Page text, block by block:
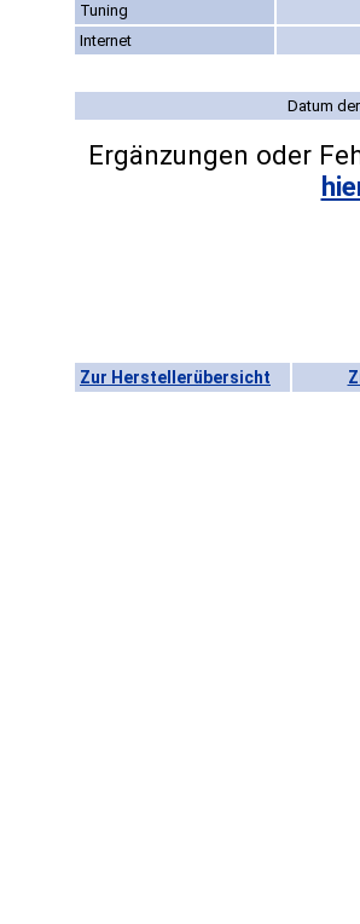
Tuning
Internet
Datum
Ergänzungen oder
Zur Herstellerübersicht